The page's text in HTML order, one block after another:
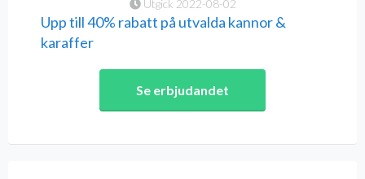
Utgick 2022-08-02
Upp till 40% rabatt på utvalda kannor &
karaffer
Se erbjudandet